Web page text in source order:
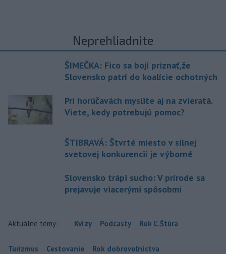
Neprehliadnite
ŠIMEČKA: Fico sa bojí priznať,že
Slovensko patrí do koalície ochotných
Pri horúčavách myslite aj na zvieratá.
Viete, kedy potrebujú pomoc?
ŠTIBRAVÁ: Štvrté miesto v silnej
svetovej konkurencii je výborné
Slovensko trápi sucho: V prírode sa
prejavuje viacerými spôsobmi
Aktuálne témy: Kvízy Podcasty Rok Ľ.Štúra
Turizmus Cestovanie Rok dobrovoľníctva